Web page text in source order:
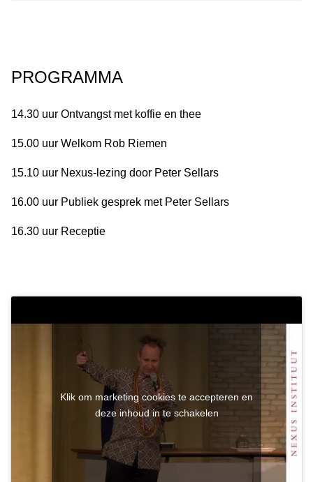
PROGRAMMA
14.30 uur Ontvangst met koffie en thee
15.00 uur Welkom Rob Riemen
15.10 uur Nexus-lezing door Peter Sellars
16.00 uur Publiek gesprek met Peter Sellars
16.30 uur Receptie
Klik om marketing cookies te accepteren en
deze inhoud in te schakelen